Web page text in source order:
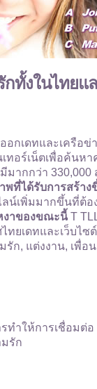
ทั้งในไทยแ
อกเดทและเครือ
อร์เน็ตเพื่อค้นห
มากกว่า
ที่ได้รับการสร้าง
ลน์เพิ่มมากขึ้นที่ต้
งาของขณะนี้T
ยเดทและเว็บไ
, แต่งงาน, เพื่อน
ทำให้การเชื่อมต่อ
รัก